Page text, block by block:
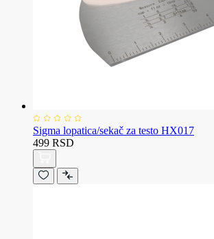
Sigma lopatica/sekač za testo HX017
499 RSD